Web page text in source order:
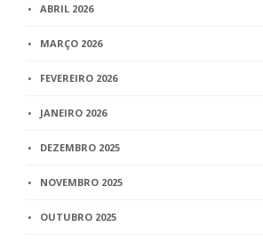
ABRIL 2026
MARÇO 2026
FEVEREIRO 2026
JANEIRO 2026
DEZEMBRO 2025
NOVEMBRO 2025
OUTUBRO 2025